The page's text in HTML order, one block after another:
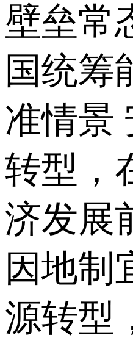
壁垒常
国统筹
准情景
转型，
济发展
因地制
源转型